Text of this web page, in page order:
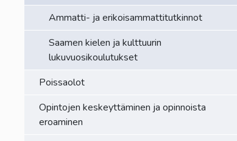
Ammatti- ja erikoisammattitutkinnot
Saamen kielen ja kulttuurin
lukuvuosikoulutukset
Poissaolot
Opintojen keskeyttäminen ja opinnoista
eroaminen